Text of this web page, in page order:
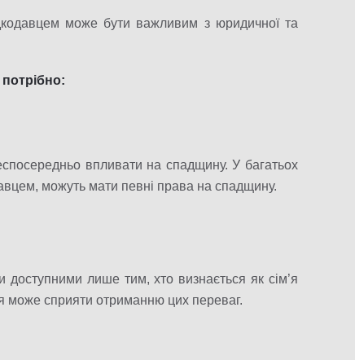
може бути важливим з юридичної та
впливати на спадщину. У багатьох
можуть мати певні права на спадщину.
доступними лише тим, хто визнається як сім’я
може сприяти отриманню цих переваг.